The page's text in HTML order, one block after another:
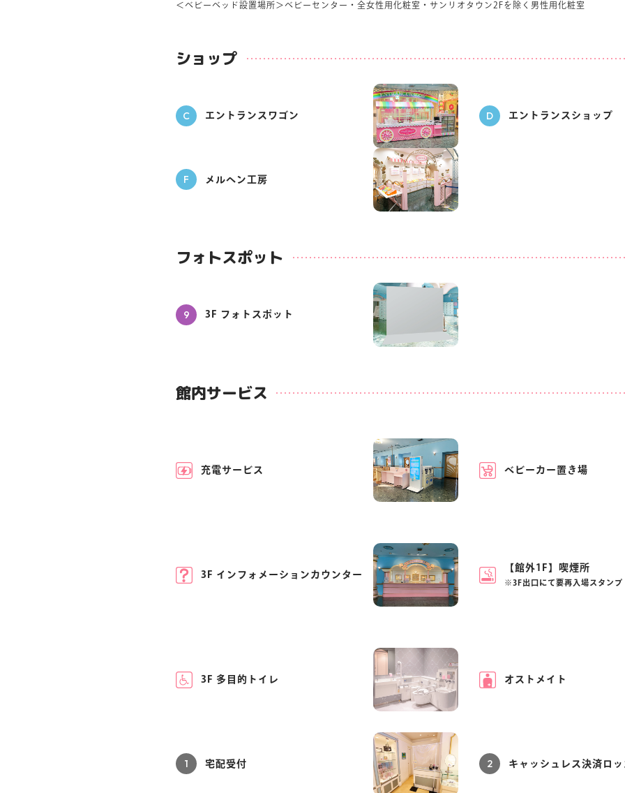
＜ベビーベッド設置場所＞ベビーセンター・全女性用化粧室・サンリオタウン2Fを除く男性用化粧室
ショップ
C エントランスワゴン D エントランスショップ
F メルヘン工房
フォトスポット
9 3F フォトスポット
館内サービス
充電サービス ベビーカー置き場
3F インフォメーションカウンター
【館外1F】喫煙所
※3F出口にて要再入場スタンプ
3F 多目的トイレ オストメイト
1 宅配受付 2 キャッシュレス決済ロ